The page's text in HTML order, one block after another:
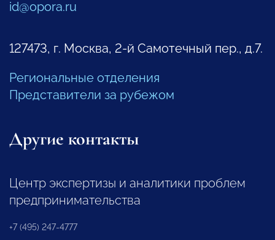
id@opora.ru
127473, г. Москва, 2-й Самотечный пер., д.7.
Региональные отделения
Представители за рубежом
Другие контакты
Центр экспертизы и аналитики проблем
предпринимательства
+7 (495) 247-4777